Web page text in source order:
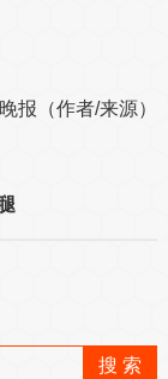
报（作者/来源）